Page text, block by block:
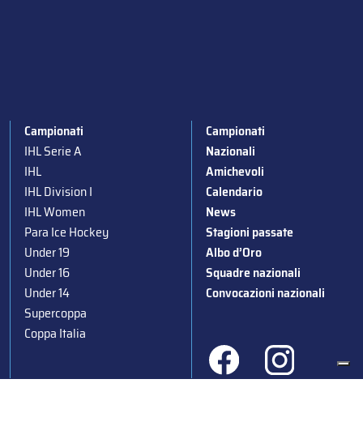
Campionati
IHL Serie A
IHL
IHL Division I
IHL Women
Para Ice Hockey
Under 19
Under 16
Under 14
Supercoppa
Coppa Italia
Campionati
Nazionali
Amichevoli
Calendario
News
Stagioni passate
Albo d’Oro
Squadre nazionali
Convocazioni nazionali